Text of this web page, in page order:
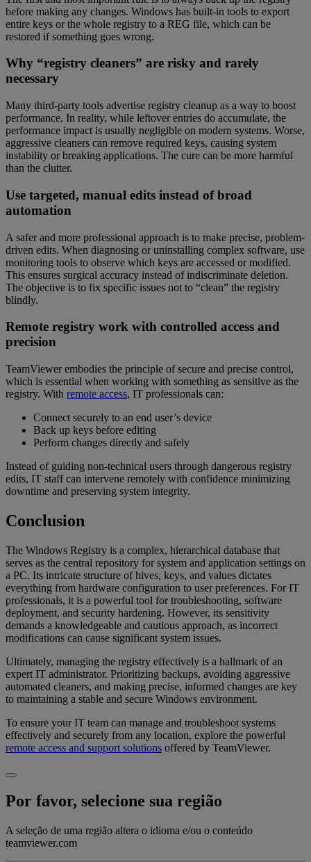
before making any changes. Windows has built-in tools to export
entire keys or the whole registry to a REG file, which can be
restored if something goes wrong.
Why “registry cleaners” are risky and rarely
necessary
Many third-party tools advertise registry cleanup as a way to boost
performance. In reality, while leftover entries do accumulate, the
performance impact is usually negligible on modern systems. Worse,
aggressive cleaners can remove required keys, causing system
instability or breaking applications. The cure can be more harmful
than the clutter.
Use targeted, manual edits instead of broad
automation
A safer and more professional approach is to make precise, problem-
driven edits. When diagnosing or uninstalling complex software, use
monitoring tools to observe which keys are accessed or modified.
This ensures surgical accuracy instead of indiscriminate deletion.
The objective is to fix specific issues not to “clean” the registry
blindly.
Remote registry work with controlled access and
precision
TeamViewer embodies the principle of secure and precise control,
which is essential when working with something as sensitive as the
registry. With remote access, IT professionals can:
Connect securely to an end user’s device
Back up keys before editing
Perform changes directly and safely
Instead of guiding non-technical users through dangerous registry
edits, IT staff can intervene remotely with confidence minimizing
downtime and preserving system integrity.
Conclusion
The Windows Registry is a complex, hierarchical database that
serves as the central repository for system and application settings on
a PC. Its intricate structure of hives, keys, and values dictates
everything from hardware configuration to user preferences. For IT
professionals, it is a powerful tool for troubleshooting, software
deployment, and security hardening. However, its sensitivity
demands a knowledgeable and cautious approach, as incorrect
modifications can cause significant system issues.
Ultimately, managing the registry effectively is a hallmark of an
expert IT administrator. Prioritizing backups, avoiding aggressive
automated cleaners, and making precise, informed changes are key
to maintaining a stable and secure Windows environment.
To ensure your IT team can manage and troubleshoot systems
effectively and securely from any location, explore the powerful
remote access and support solutions offered by TeamViewer.
Por favor, selecione sua região
A seleção de uma região altera o idioma e/ou o conteúdo
teamviewer.com